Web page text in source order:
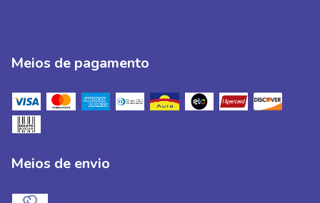
Meios de pagamento
Meios de envio